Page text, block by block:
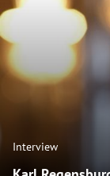
Interview